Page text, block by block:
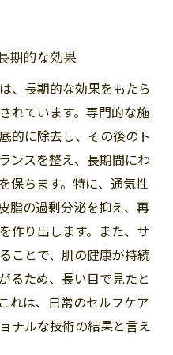
期的な効果
、長期的な効果をもたら
れています。専門的な施
的に除去し、その後のト
ンスを整え、長期間にわ
保ちます。特に、通気性
脂の過剰分泌を抑え、再
作り出します。また、サ
ことで、肌の健康が持続
るため、長い目で見たと
れは、日常のセルフケア
ナルな技術の結果と言え